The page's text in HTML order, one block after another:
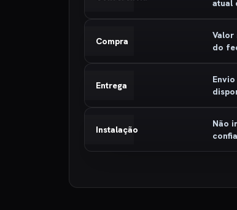
atual
Compra
Valor
do
Entrega
Instalação
Não